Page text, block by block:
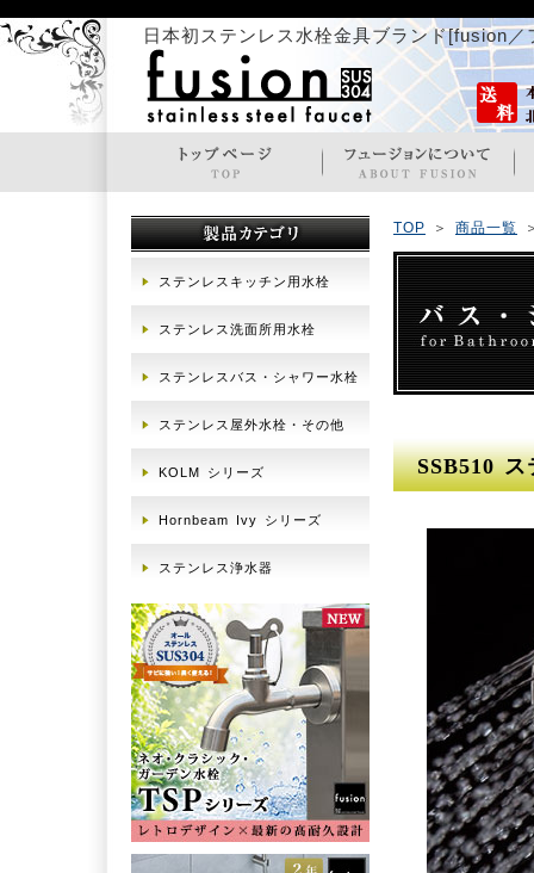
日本初ステンレス水栓金具ブランド[fusion
TOP ＞ 商品一覧
SSB510
ステンレスキッチン用水栓
ステンレス洗面所用水栓
ステンレスバス・シャワー水栓
ステンレス屋外水栓・その他
KOLM シリーズ
Hornbeam Ivy シリーズ
ステンレス浄水器